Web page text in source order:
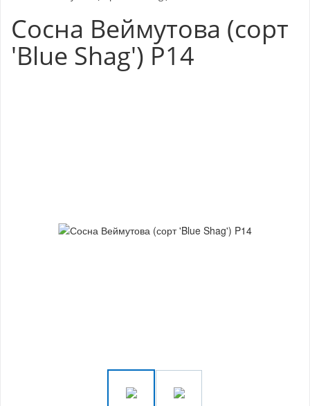
Сосна Веймутова (сорт
'Blue Shag') P14